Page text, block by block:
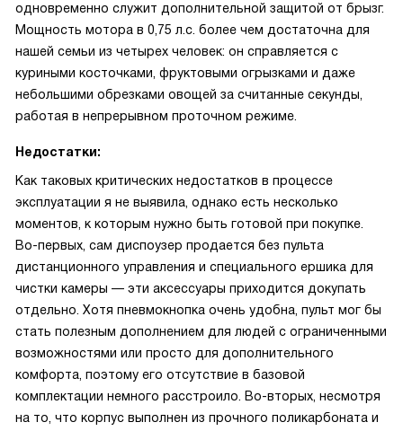
одновременно служит дополнительной защитой от брызг.
Мощность мотора в 0,75 л.с. более чем достаточна для
нашей семьи из четырех человек: он справляется с
куриными косточками, фруктовыми огрызками и даже
небольшими обрезками овощей за считанные секунды,
работая в непрерывном проточном режиме.
Недостатки:
Как таковых критических недостатков в процессе
эксплуатации я не выявила, однако есть несколько
моментов, к которым нужно быть готовой при покупке.
Во-первых, сам диспоузер продается без пульта
дистанционного управления и специального ершика для
чистки камеры — эти аксессуары приходится докупать
отдельно. Хотя пневмокнопка очень удобна, пульт мог бы
стать полезным дополнением для людей с ограниченными
возможностями или просто для дополнительного
комфорта, поэтому его отсутствие в базовой
комплектации немного расстроило. Во-вторых, несмотря
на то, что корпус выполнен из прочного поликарбоната и